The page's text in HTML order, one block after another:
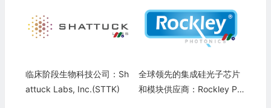
临床阶段生物科技公司：Sh
attuck Labs, Inc.(STTK)
全球领先的集成硅光子芯片
和模块供应商：Rockley Ph